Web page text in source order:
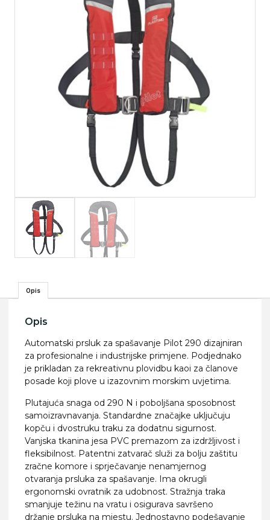
Opis
Opis
Automatski prsluk za spašavanje Pilot 290 dizajniran
za profesionalne i industrijske primjene. Podjednako
je prikladan za rekreativnu plovidbu kaoi za članove
posade koji plove u izazovnim morskim uvjetima.
Plutajuća snaga od 290 N i poboljšana sposobnost
samoizravnavanja. Standardne značajke uključuju
kopču i dvostruku traku za dodatnu sigurnost.
Vanjska tkanina jesa PVC premazom za izdržljivost i
fleksibilnost. Patentni zatvarač služi za bolju zaštitu
zračne komore i sprječavanje nenamjernog
otvaranja prsluka za spašavanje. Ima okrugli
ergonomski ovratnik za udobnost. Stražnja traka
smanjuje težinu na vratu i osigurava savršeno
držanje prsluka na mjestu. Jednostavno podešavanje